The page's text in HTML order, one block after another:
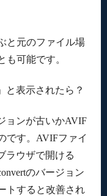
と元のファイル場
も可能です。
と表示されたら？
ョンが古いかAVIF
です。AVIFファイ
ラウザで開ける
のバージョン
トすると改善され